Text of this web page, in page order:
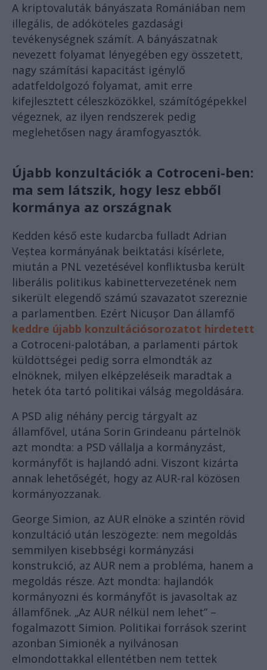
A kriptovaluták bányászata Romániában nem
illegális, de adóköteles gazdasági
tevékenységnek számít. A bányászatnak
nevezett folyamat lényegében egy összetett,
nagy számítási kapacitást igénylő
adatfeldolgozó folyamat, amit erre
kifejlesztett céleszközökkel, számítógépekkel
végeznek, az ilyen rendszerek pedig
meglehetősen nagy áramfogyasztók.
Újabb konzultációk a Cotroceni-ben:
ma sem látszik, hogy lesz ebből
kormánya az országnak
Kedden késő este kudarcba fulladt Adrian
Veștea kormányának beiktatási kísérlete,
miután a PNL vezetésével konfliktusba került
liberális politikus kabinettervezetének nem
sikerült elegendő számú szavazatot szereznie
a parlamentben. Ezért Nicușor Dan államfő
keddre újabb konzultációsorozatot hirdetett
a Cotroceni-palotában, a parlamenti pártok
küldöttségei pedig sorra elmondták az
elnöknek, milyen elképzeléseik maradtak a
hetek óta tartó politikai válság megoldására.
A PSD alig néhány percig tárgyalt az
államfővel, utána Sorin Grindeanu pártelnök
azt mondta: a PSD vállalja a kormányzást,
kormányfőt is hajlandó adni. Viszont kizárta
annak lehetőségét, hogy az AUR-ral közösen
kormányozzanak.
George Simion, az AUR elnöke a szintén rövid
konzultáció után leszögezte: nem megoldás
semmilyen kisebbségi kormányzási
konstrukció, az AUR nem a probléma, hanem a
megoldás része. Azt mondta: hajlandók
kormányozni és kormányfőt is javasoltak az
államfőnek. „Az AUR nélkül nem lehet” –
fogalmazott Simion. Politikai források szerint
azonban Simionék a nyilvánosan
elmondottakkal ellentétben nem tettek